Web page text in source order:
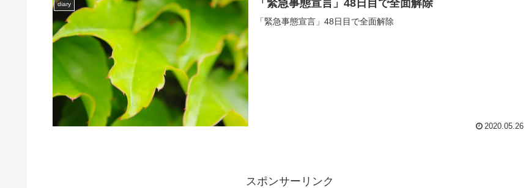
diary 「緊急事態宣言」48日目で全面解除
「緊急事態宣言」48日目で全面解除
2020.05.26
スポンサーリンク